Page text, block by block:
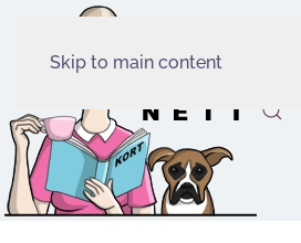
Skip to main content